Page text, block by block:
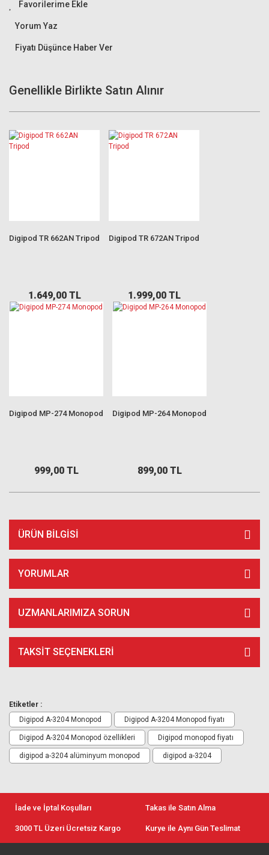
Yorum Yaz
Fiyatı Düşünce Haber Ver
Genellikle Birlikte Satın Alınır
Digipod TR 662AN Tripod
1.649,00 TL
Digipod TR 672AN Tripod
1.999,00 TL
Digipod MP-274 Monopod
999,00 TL
Digipod MP-264 Monopod
899,00 TL
ÜRÜN BILGISI
YORUMLAR
UZMANLARIMIZA SORUN
TAKSIT SEÇENEKLERI
Etiketler :
Digipod A-3204 Monopod
Digipod A-3204 Monopod fiyatı
Digipod A-3204 Monopod özellikleri Digipod monopod fiyatı
digipod a-3204 alüminyum monopod digipod a-3204
İade ve İptal Koşulları Takas ile Satın Alma
3000 TL Üzeri Ücretsiz Kargo Kurye ile Aynı Gün Teslimat